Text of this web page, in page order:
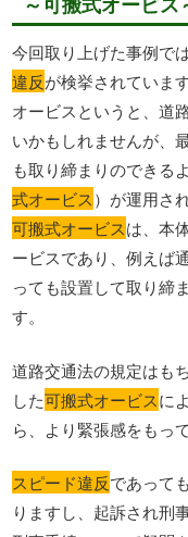
今回取り上げた事例で
違反が検挙されています
オービスというと、道
いかもしれませんが、
も取り締まりのできる
式オービス）が運用さ
可搬式オービスは、本
ービスであり、例えば
っても設置して取り締
す。
道路交通法の規定はも
した可搬式オービスに
ら、より緊張感をもっ
スピード違反であって
りますし、起訴され刑